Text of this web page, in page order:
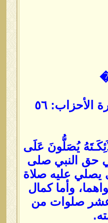
يُصَلُّونَ عَلَى
في حق النبي صلى
يصلي عليه صلاة
وأما كمال
عشر صلوات من